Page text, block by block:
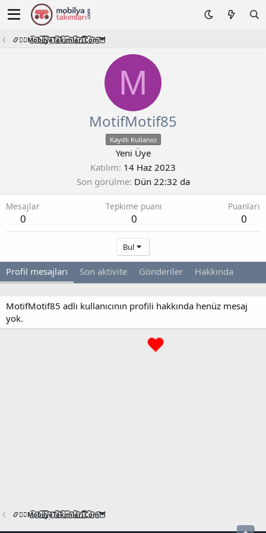
📿🧙‍♂️M͜͡o͜͡b͜͡i͜͡l͜͡y͜͡a͜͡T͜͡a͜͡k͜͡i͜͡m͜͡l͜͡a͜͡r͜͡i͜͡.͜͡C͜͡o͜͡m͜͡🦉
M
MotifMotif85
Kayıtlı Kullanıcı
Yeni Üye
Katılım 14 Haz 2023
Son görülme Dün 22:32 da
Mesajlar
0
Tepkime puanı
0
Puanları
0
Bul
Profil mesajları Son aktivite Gönderiler Hakkında
MotifMotif85 adlı kullanıcının profili hakkında henüz mesaj
yok.
📿🧙‍♂️M͜͡o͜͡b͜͡i͜͡l͜͡y͜͡a͜͡T͜͡a͜͡k͜͡i͜͡m͜͡l͜͡a͜͡r͜͡i͜͡.͜͡C͜͡o͜͡m͜͡🦉